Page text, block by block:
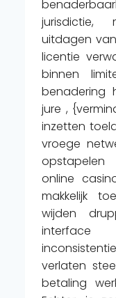
jurisdictie,
uitdagen
licentie
binnen
benadering
jure ,
inzetten
vroege
opstapelen
online
makkelijk
wijden
interface
verlaten
betaling